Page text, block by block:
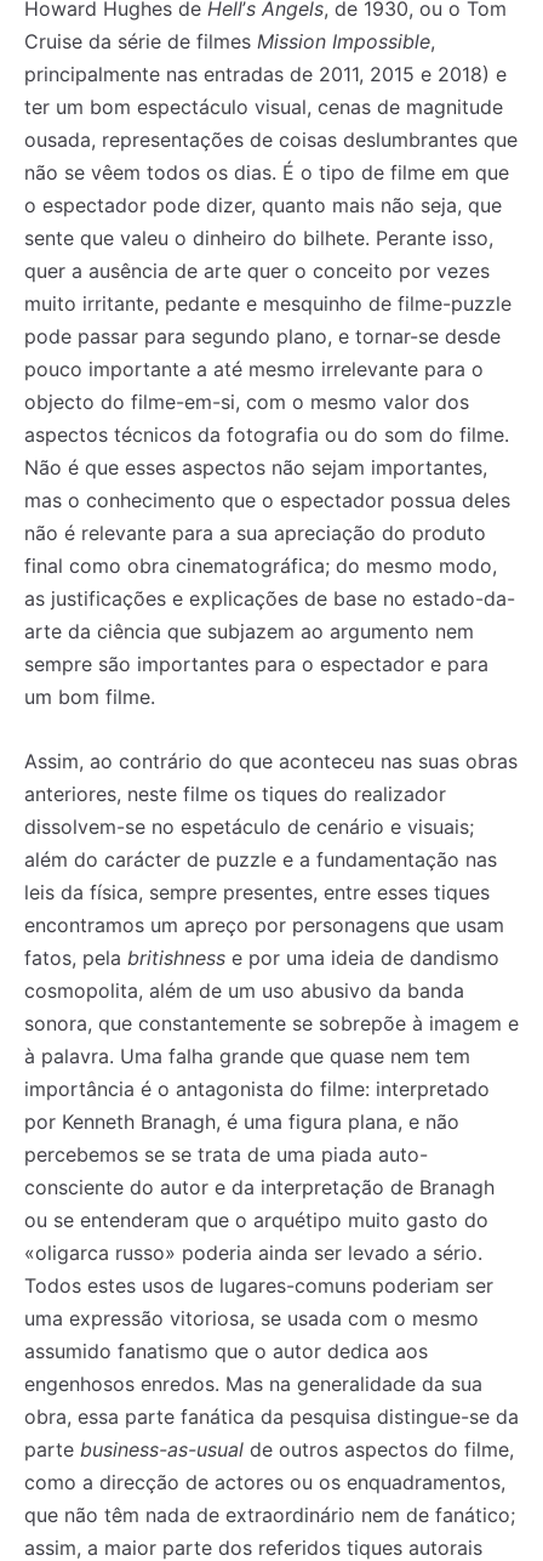
Registe-se na nossa lista de correio e receba mensalmente
no seu email os artigos do mês transacto, ilustrações e
novidades.Insira o seu endereço de email e clique para
subscrever:
Registe-se na nossa lista de correio e receba mensalmente
no seu email os artigos do mês transacto, ilustrações e
novidades.Insira o seu endereço de email e clique para
subscrever:
Howard Hughes de Hell’s Angels, de 1930, ou o Tom
Cruise da série de filmes Mission Impossible,
principalmente nas entradas de 2011, 2015 e 2018) e
ter um bom espectáculo visual, cenas de magnitude
ousada, representações de coisas deslumbrantes que
não se vêem todos os dias. É o tipo de filme em que
o espectador pode dizer, quanto mais não seja, que
sente que valeu o dinheiro do bilhete. Perante isso,
quer a ausência de arte quer o conceito por vezes
muito irritante, pedante e mesquinho de filme-puzzle
pode passar para segundo plano, e tornar-se desde
pouco importante a até mesmo irrelevante para o
objecto do filme-em-si, com o mesmo valor dos
aspectos técnicos da fotografia ou do som do filme.
Não é que esses aspectos não sejam importantes,
mas o conhecimento que o espectador possua deles
não é relevante para a sua apreciação do produto
final como obra cinematográfica; do mesmo modo,
as justificações e explicações de base no estado-da-
arte da ciência que subjazem ao argumento nem
sempre são importantes para o espectador e para
um bom filme.
Assim, ao contrário do que aconteceu nas suas obras
anteriores, neste filme os tiques do realizador
dissolvem-se no espetáculo de cenário e visuais;
além do carácter de puzzle e a fundamentação nas
leis da física, sempre presentes, entre esses tiques
encontramos um apreço por personagens que usam
fatos, pela britishness e por uma ideia de dandismo
cosmopolita, além de um uso abusivo da banda
sonora, que constantemente se sobrepõe à imagem e
à palavra. Uma falha grande que quase nem tem
importância é o antagonista do filme: interpretado
por Kenneth Branagh, é uma figura plana, e não
percebemos se se trata de uma piada auto-
consciente do autor e da interpretação de Branagh
ou se entenderam que o arquétipo muito gasto do
«oligarca russo» poderia ainda ser levado a sério.
Todos estes usos de lugares-comuns poderiam ser
uma expressão vitoriosa, se usada com o mesmo
assumido fanatismo que o autor dedica aos
engenhosos enredos. Mas na generalidade da sua
obra, essa parte fanática da pesquisa distingue-se da
parte business-as-usual de outros aspectos do filme,
como a direcção de actores ou os enquadramentos,
que não têm nada de extraordinário nem de fanático;
assim, a maior parte dos referidos tiques autorais